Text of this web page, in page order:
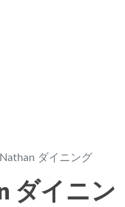
ダイニング
ダイニン